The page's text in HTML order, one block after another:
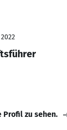
Profil zu sehen.